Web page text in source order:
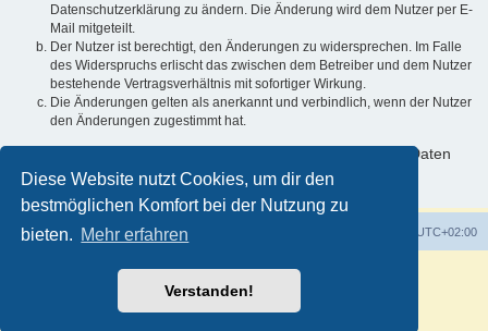
Diese Website nutzt Cookies, um dir den
bestmöglichen Komfort bei der Nutzung zu
bieten. Mehr erfahren
Verstanden!
Datenschutzerklärung zu ändern. Die Änderung wird dem Nutzer per E-
Mail mitgeteilt.
Der Nutzer ist berechtigt, den Änderungen zu widersprechen. Im Falle
des Widerspruchs erlischt das zwischen dem Betreiber und dem Nutzer
bestehende Vertragsverhältnis mit sofortiger Wirkung.
Die Änderungen gelten als anerkannt und verbindlich, wenn der Nutzer
den Änderungen zugestimmt hat.
Informationen über den Umgang mit deinen persönlichen Daten
sind in der Datenschutzerklärung enthalten.
Portal Foren-Übersicht UTC+02:00